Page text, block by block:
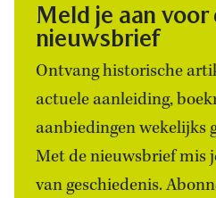
Meld je aan voor
nieuwsbrief
Ontvang historische
actuele aanleiding,
aanbiedingen wekelijks
Met de nieuwsbrief mis
van geschiedenis.